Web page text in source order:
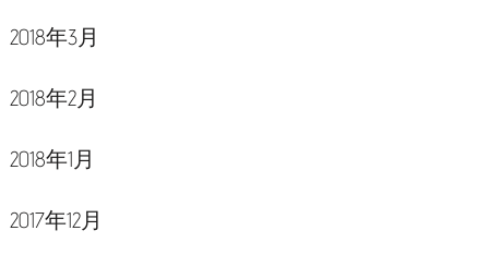
2018年3月
2018年2月
2018年1月
2017年12月